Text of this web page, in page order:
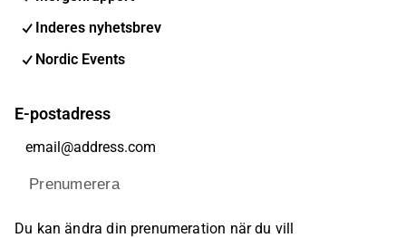
Inderes nyhetsbrev
Nordic Events
E-postadress
Prenumerera
Du kan ändra din prenumeration när du vill